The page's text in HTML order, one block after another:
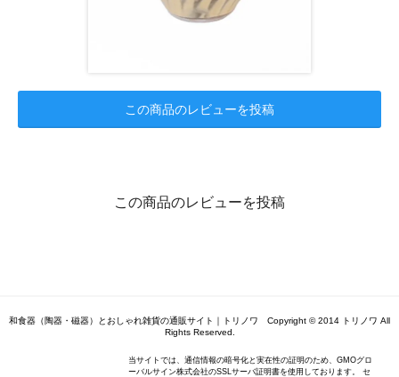
この商品のレビューを投稿
この商品のレビューを投稿
和食器（陶器・磁器）とおしゃれ雑貨の通販サイト｜トリノワ Copyright © 2014 トリノワ All
Rights Reserved.
当サイトでは、通信情報の暗号化と実在性の証明のため、GMOグロ
ーバルサイン株式会社のSSLサーバ証明書を使用しております。 セ